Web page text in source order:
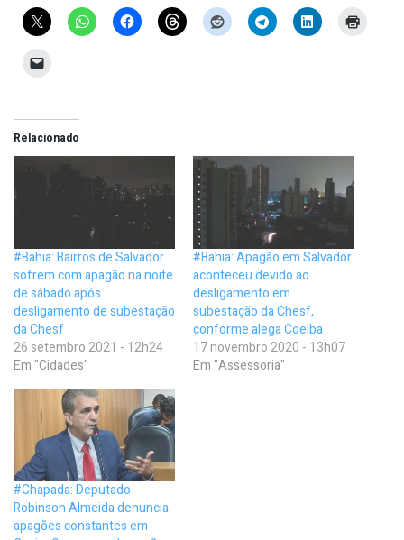
Relacionado
#Bahia: Bairros de Salvador
sofrem com apagão na noite
de sábado após
desligamento de subestação
da Chesf
26 setembro 2021 - 12h24
Em "Cidades"
#Bahia: Apagão em Salvador
aconteceu devido ao
desligamento em
subestação da Chesf,
conforme alega Coelba
17 novembro 2020 - 13h07
Em "Assessoria"
#Chapada: Deputado
Robinson Almeida denuncia
apagões constantes em